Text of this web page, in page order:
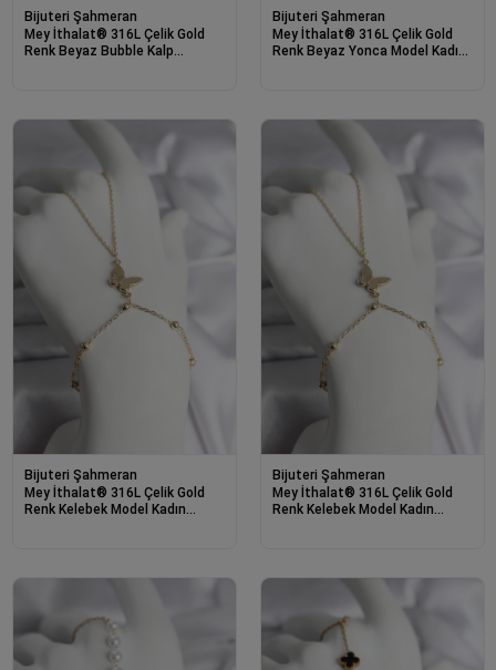
Bijuteri Şahmeran
Mey İthalat® 316L Çelik Gold
Renk Beyaz Bubble Kalp
Bijuteri Şahmeran
Mey İthalat® 316L Çelik Gold
Renk Beyaz Yonca Model Kadın
Bijuteri Şahmeran
Mey İthalat® 316L Çelik Gold
Renk Kelebek Model Kadın
Bijuteri Şahmeran
Mey İthalat® 316L Çelik Gold
Renk Kelebek Model Kadın